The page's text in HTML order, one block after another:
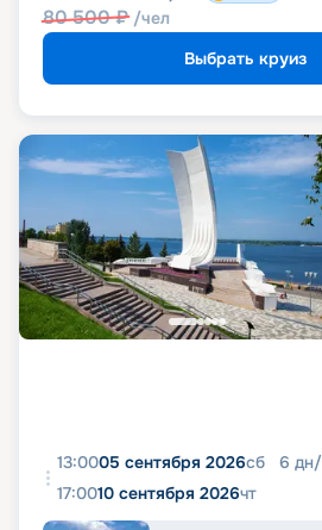
80 500₽ /чел
Выбрать круиз
13:0005 сентября 2026сб 6 дн/
17:0010 сентября 2026чт